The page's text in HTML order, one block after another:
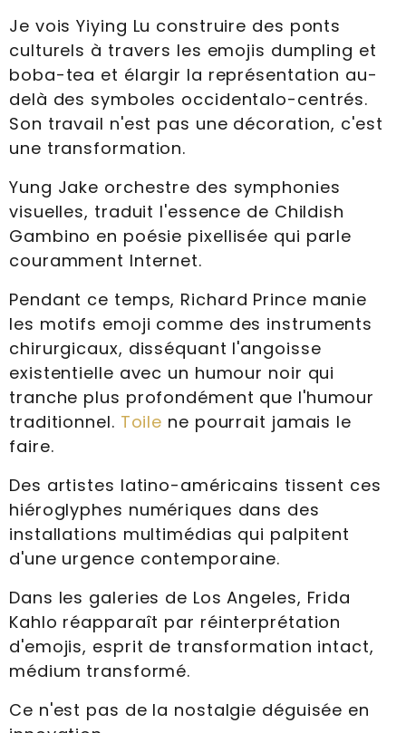
Je vois Yiying Lu construire des ponts
culturels à travers les emojis dumpling et
boba-tea et élargir la représentation au-
delà des symboles occidentalo-centrés.
Son travail n'est pas une décoration, c'est
une transformation.
Yung Jake orchestre des symphonies
visuelles, traduit l'essence de Childish
Gambino en poésie pixellisée qui parle
couramment Internet.
Pendant ce temps, Richard Prince manie
les motifs emoji comme des instruments
chirurgicaux, disséquant l'angoisse
existentielle avec un humour noir qui
tranche plus profondément que l'humour
traditionnel. Toile ne pourrait jamais le
faire.
Des artistes latino-américains tissent ces
hiéroglyphes numériques dans des
installations multimédias qui palpitent
d'une urgence contemporaine.
Dans les galeries de Los Angeles, Frida
Kahlo réapparaît par réinterprétation
d'emojis, esprit de transformation intact,
médium transformé.
Ce n'est pas de la nostalgie déguisée en